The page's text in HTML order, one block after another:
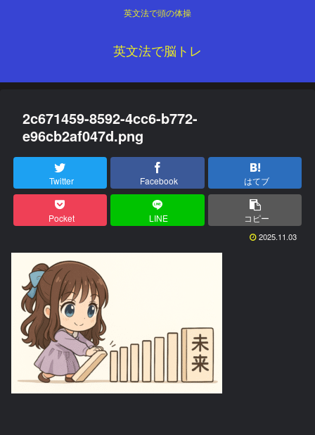
英文法で頭の体操
英文法で脳トレ
2c671459-8592-4cc6-b772-
e96cb2af047d.png
Twitter Facebook はてブ
Pocket LINE コピー
2025.11.03